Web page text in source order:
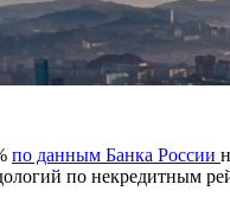
по данным Банка России
по некредитным